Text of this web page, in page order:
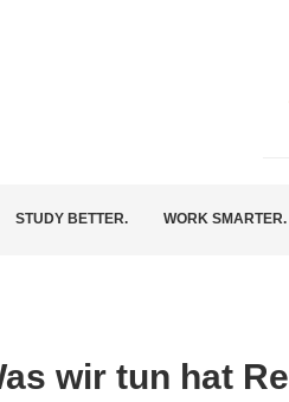
STUDY BETTER. WORK SMARTER.
wir tun hat